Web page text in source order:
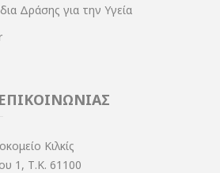
Δράσης για την Υγεία
Κιλκίς
1, Τ.Κ. 61100